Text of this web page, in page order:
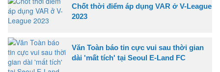
Chốt thời điểm áp dụng VAR ở V-League
2023
Văn Toàn báo tin cực vui sau thời gian
dài 'mất tích' tại Seoul E-Land FC